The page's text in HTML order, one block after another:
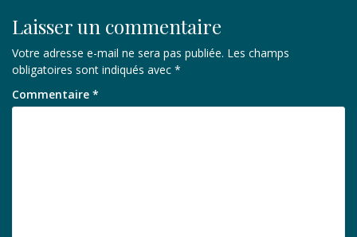
Laisser un commentaire
Votre adresse e-mail ne sera pas publiée. Les champs
obligatoires sont indiqués avec *
Commentaire *